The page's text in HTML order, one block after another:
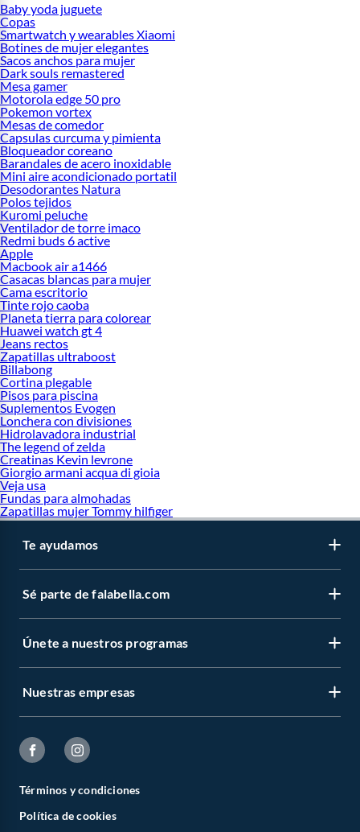
Baby yoda juguete
Copas
Smartwatch y wearables Xiaomi
Botines de mujer elegantes
Sacos anchos para mujer
Dark souls remastered
Mesa gamer
Motorola edge 50 pro
Pokemon vortex
Mesas de comedor
Capsulas curcuma y pimienta
Bloqueador coreano
Barandales de acero inoxidable
Mini aire acondicionado portatil
Desodorantes Natura
Polos tejidos
Kuromi peluche
Ventilador de torre imaco
Redmi buds 6 active
Apple
Macbook air a1466
Casacas blancas para mujer
Cama escritorio
Tinte rojo caoba
Planeta tierra para colorear
Huawei watch gt 4
Jeans rectos
Zapatillas ultraboost
Billabong
Cortina plegable
Pisos para piscina
Suplementos Evogen
Lonchera con divisiones
Hidrolavadora industrial
The legend of zelda
Creatinas Kevin levrone
Giorgio armani acqua di gioia
Veja usa
Fundas para almohadas
Zapatillas mujer Tommy hilfiger
Te ayudamos
Sé parte de falabella.com
Únete a nuestros programas
Nuestras empresas
Términos y condiciones
Política de cookies